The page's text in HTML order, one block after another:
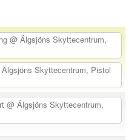
@ Älgsjöns Skyttecentrum,
Skyttecentrum, Pistol
@ Älgsjöns Skyttecentrum,